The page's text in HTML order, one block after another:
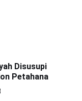
Disusupi
Petahana